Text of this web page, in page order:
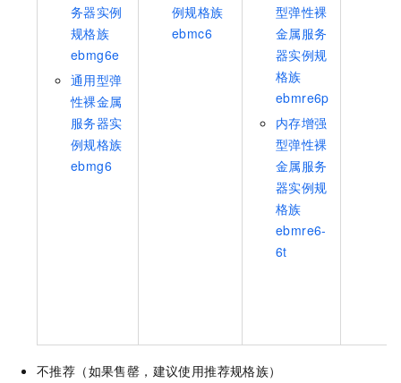
务器实例
规格族
ebmg6e
通用型弹
性裸金属
服务器实
例规格族
ebmg6
例规格族
ebmc6
型弹性裸
金属服务
器实例规
格族
ebmre6p
内存增强
型弹性裸
金属服务
器实例规
格族
ebmre6-
6t
不推荐（如果售罄，建议使用推荐规格族）